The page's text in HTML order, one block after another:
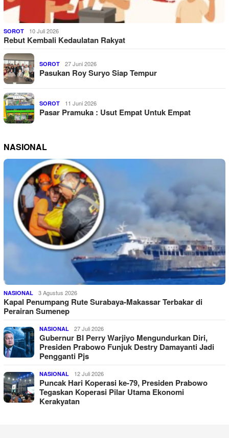
SOROT 10 Juli 2026
Rebut Kembali Kedaulatan Rakyat
SOROT 27 Juni 2026
Pasukan Roy Suryo Siap Tempur
SOROT 11 Juni 2026
Pasar Pramuka : Usut Empat Untuk Empat
NASIONAL
NASIONAL 3 Agustus 2026
Kapal Penumpang Rute Surabaya-Makassar Terbakar di
Perairan Sumenep
NASIONAL 27 Juli 2026
Gubernur BI Perry Warjiyo Mengundurkan Diri,
Presiden Prabowo Funjuk Destry Damayanti Jadi
Pengganti Pjs
NASIONAL 12 Juli 2026
Puncak Hari Koperasi ke-79, Presiden Prabowo
Tegaskan Koperasi Pilar Utama Ekonomi
Kerakyatan